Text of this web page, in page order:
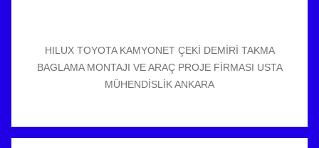
HILUX TOYOTA KAMYONET ÇEKİ DEMİRİ TAKMA
BAGLAMA MONTAJI VE ARAÇ PROJE FİRMASI USTA
MÜHENDİSLİK ANKARA